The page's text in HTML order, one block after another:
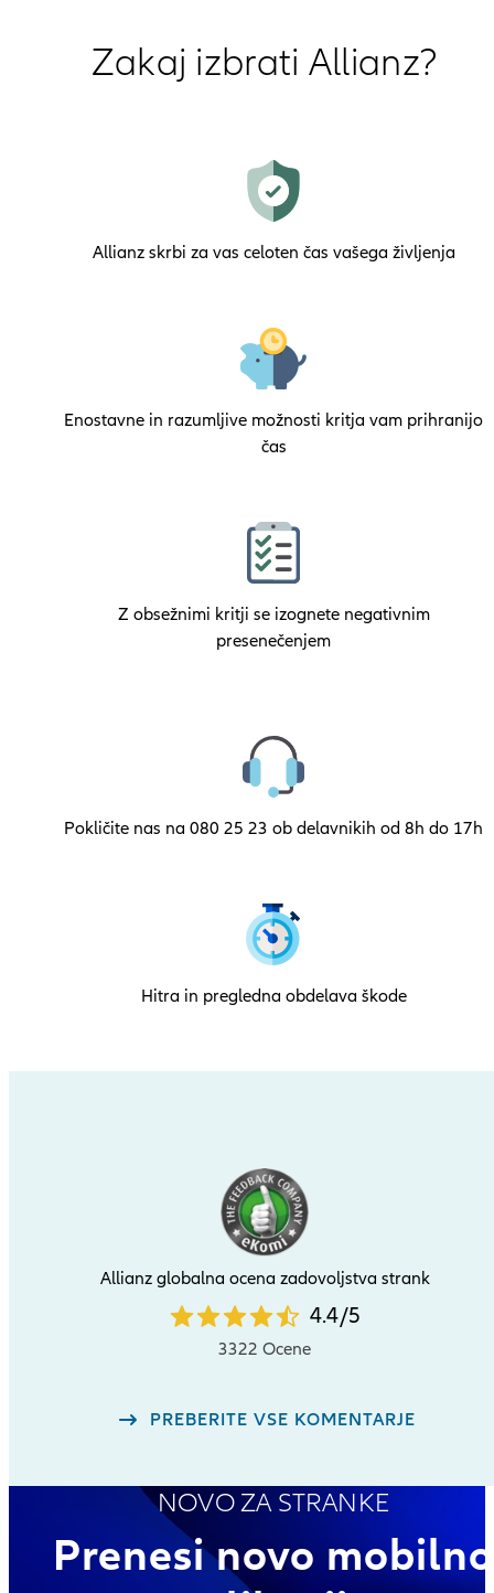
Zakaj izbrati Allianz?
Allianz skrbi za vas celoten čas vašega življenja
Enostavne in razumljive možnosti kritja vam prihranijo
čas
Z obsežnimi kritji se izognete negativnim
presenečenjem
Pokličite nas na 080 25 23 ob delavnikih od 8h do 17h
Hitra in pregledna obdelava škode
Allianz globalna ocena zadovoljstva strank
4.4
star
out
4.4/5
3322 Ocene
PREBERITE VSE KOMENTARJE
NOVO ZA STRANKE
Prenesi novo mobilno